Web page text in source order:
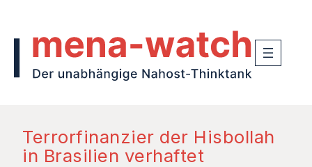
Terrorfinanzier der Hisbollah
in Brasilien verhaftet